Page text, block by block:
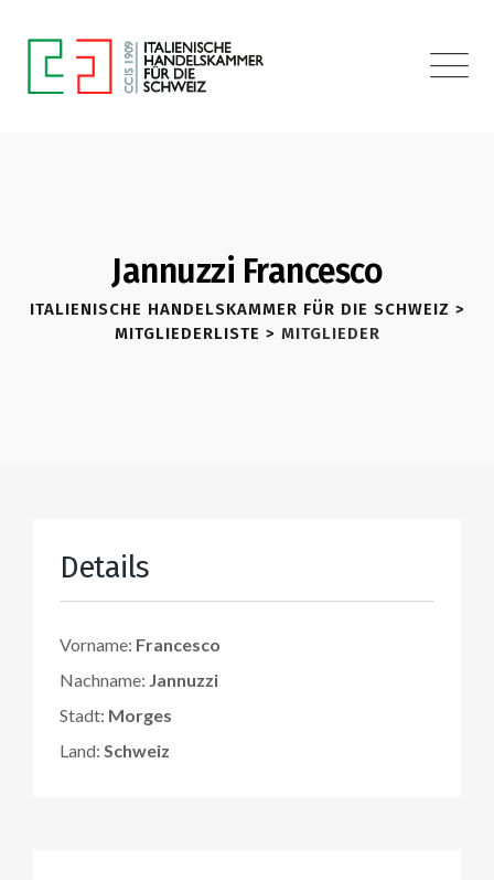
Jannuzzi Francesco
ITALIENISCHE HANDELSKAMMER FÜR DIE SCHWEIZ >
MITGLIEDERLISTE > MITGLIEDER
Details
Vorname: Francesco
Nachname: Jannuzzi
Stadt: Morges
Land: Schweiz